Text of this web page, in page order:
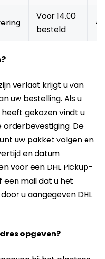
Voor 14.00
besteld
€
verlaat krijgt u van
uw bestelling. Als u
gekozen vindt u
De
uw pakket volgen en
en datum
voor een DHL Pickup-
een mail dat u het
u aangegeven DHL
opgeven?